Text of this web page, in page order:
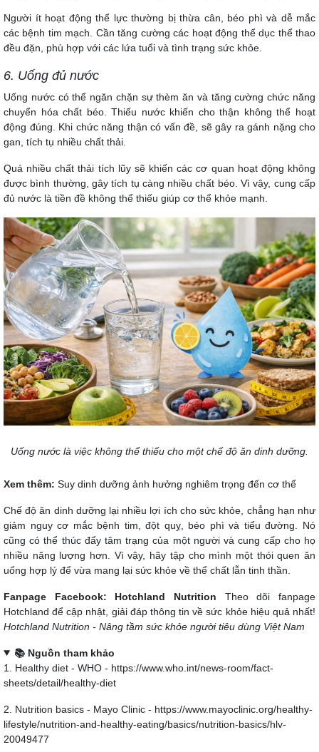
Người ít hoạt động thể lực thường bị thừa cân, béo phì và dễ mắc
các bệnh tim mạch. Cần tăng cường các hoạt động thể dục thể thao
đều đặn, phù hợp với các lứa tuổi và tình trạng sức khỏe.
6. Uống đủ nước
Uống nước có thể ngăn chặn sự thèm ăn và tăng cường chức năng
chuyển hóa chất béo. Thiếu nước khiến cho thận không thể hoạt
động đúng. Khi chức năng thận có vấn đề, sẽ gây ra gánh nặng cho
gan, tích tụ nhiều chất thải.
Quá nhiều chất thải tích lũy sẽ khiến các cơ quan hoạt động không
được bình thường, gây tích tụ càng nhiều chất béo. Vì vậy, cung cấp
đủ nước là tiền đề không thể thiếu giúp cơ thể khỏe mạnh.
Uống nước là việc không thể thiếu cho một chế độ ăn dinh dưỡng.
Xem thêm: Suy dinh dưỡng ảnh hưởng nghiêm trọng đến cơ thể
Chế độ ăn dinh dưỡng lại nhiều lợi ích cho sức khỏe, chẳng hạn như
giảm nguy cơ mắc bệnh tim, đột quỵ, béo phì và tiểu đường. Nó
cũng có thể thúc đẩy tâm trạng của một người và cung cấp cho họ
nhiều năng lượng hơn. Vì vậy, hãy tập cho mình một thói quen ăn
uống hợp lý để vừa mang lại sức khỏe về thể chất lẫn tinh thần.
Fanpage Facebook: Hotchland Nutrition Theo dõi fanpage
Hotchland để cập nhật, giải đáp thông tin về sức khỏe hiệu quả nhất!
Hotchland Nutrition - Nâng tầm sức khỏe người tiêu dùng Việt Nam
📚 Nguồn tham khảo
1. Healthy diet - WHO - https://www.who.int/news-room/fact-
sheets/detail/healthy-diet
2. Nutrition basics - Mayo Clinic - https://www.mayoclinic.org/healthy-
lifestyle/nutrition-and-healthy-eating/basics/nutrition-basics/hlv-
20049477